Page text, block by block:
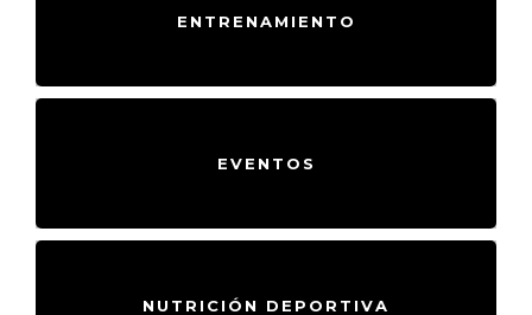
ENTRENAMIENTO
EVENTOS
NUTRICIÓN DEPORTIVA